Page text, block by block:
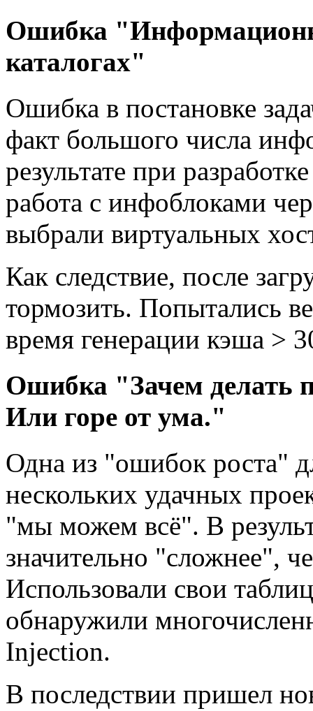
Ошибка
каталогах"
Ошибка в постановке
факт большого числа
результате при
работа с инфоблоками
выбрали виртуальных
Как следствие, после
тормозить. Попытались
время генерации кэша >
Ошибка "Зачем делать
Или горе от ума."
Одна из "ошибок роста"
нескольких удачных
"мы можем всё". В
значительно "сложнее",
Использовали свои
обнаружили
Injection.
В последствии пришел